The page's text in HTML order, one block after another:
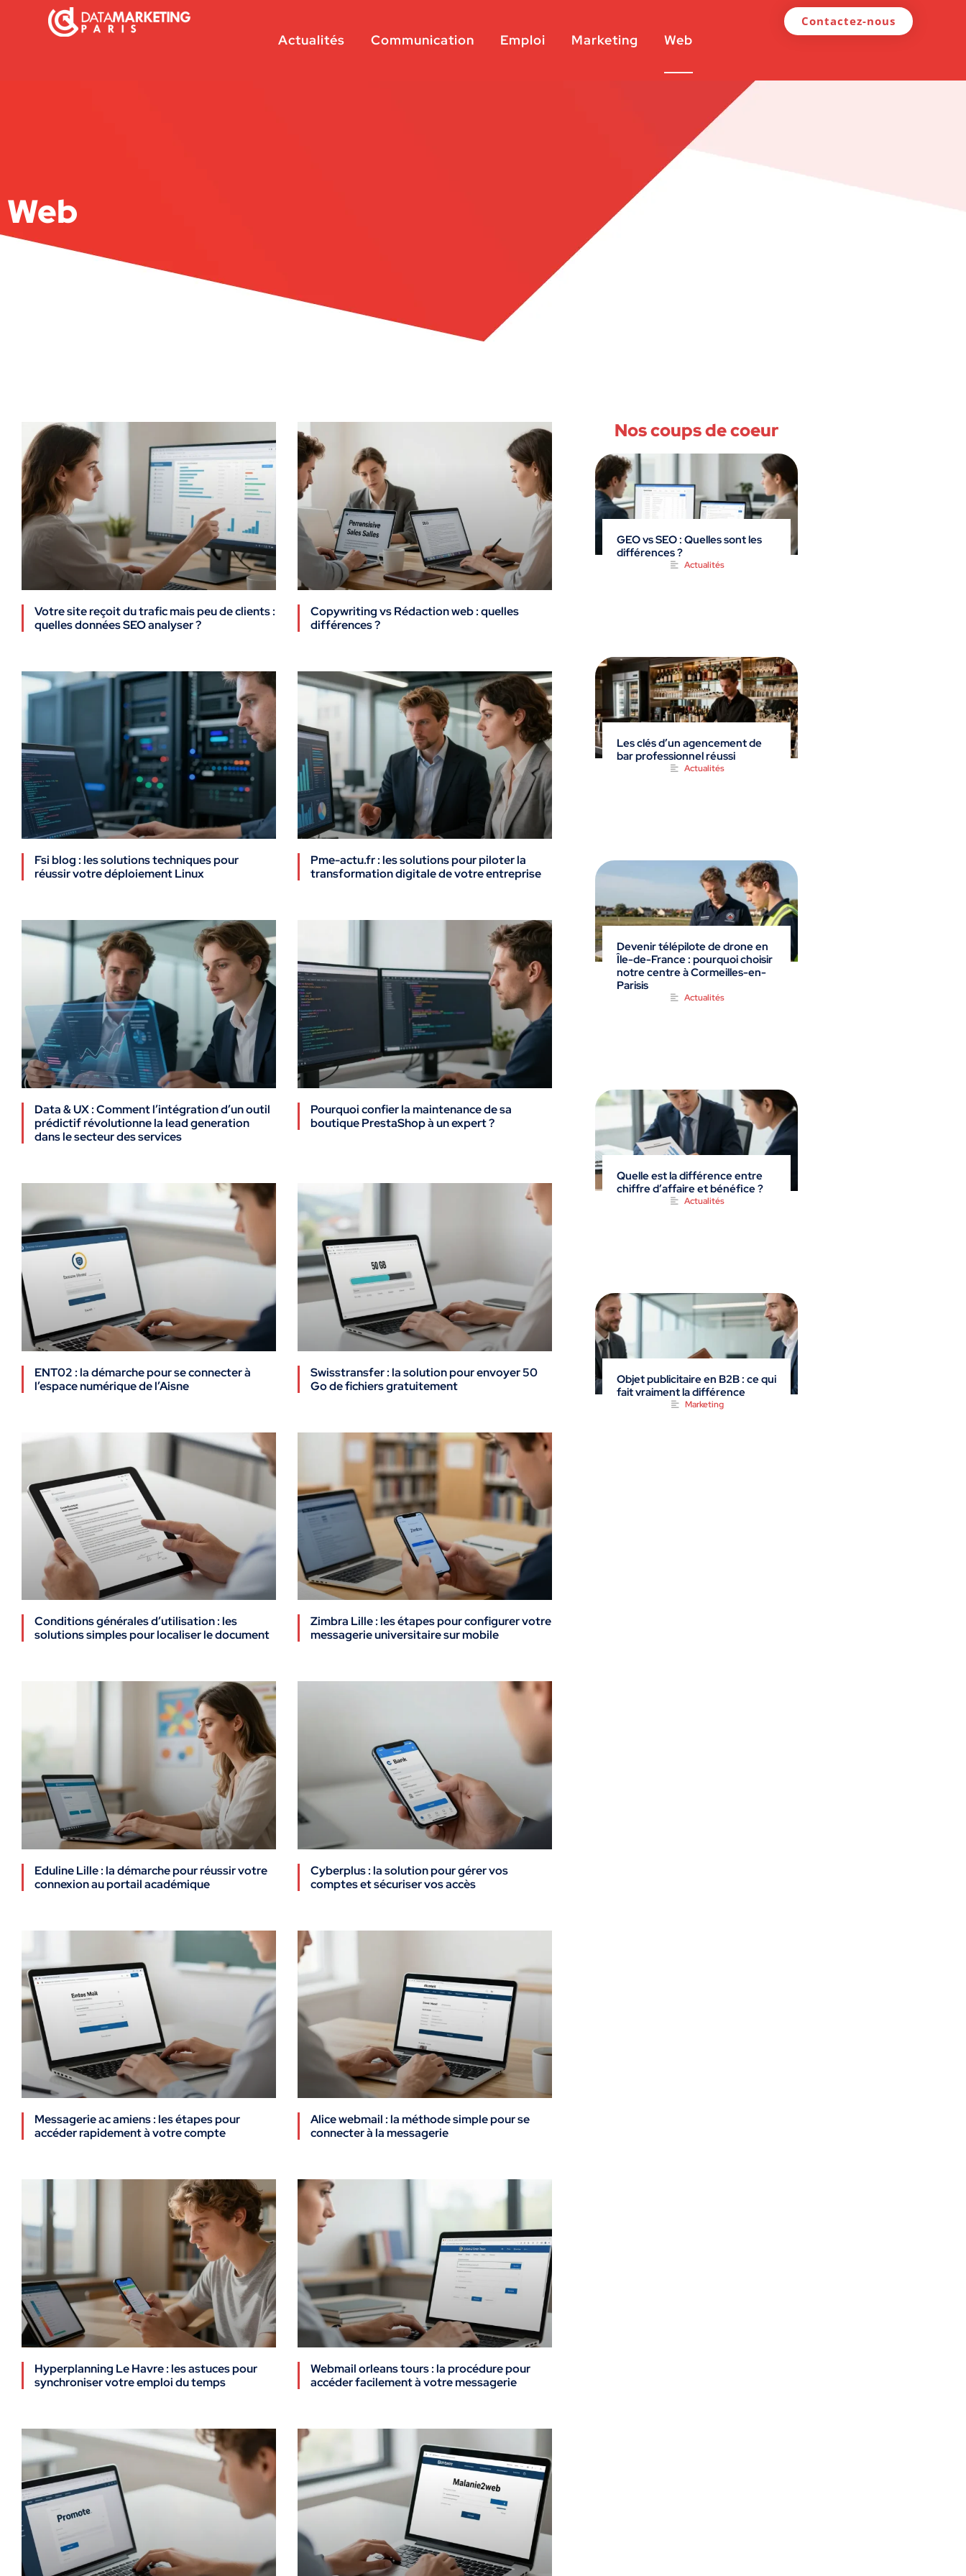
Actualités Communication Emploi Marketing Web
Contactez-nous
Web
Votre site reçoit du trafic mais peu de clients :
quelles données SEO analyser ?
Copywriting vs Rédaction web : quelles
différences ?
Fsi blog : les solutions techniques pour
réussir votre déploiement Linux
Pme-actu.fr : les solutions pour piloter la
transformation digitale de votre entreprise
Data & UX : Comment l’intégration d’un outil
prédictif révolutionne la lead generation
dans le secteur des services
Pourquoi confier la maintenance de sa
boutique PrestaShop à un expert ?
ENT02 : la démarche pour se connecter à
l’espace numérique de l’Aisne
Swisstransfer : la solution pour envoyer 50
Go de fichiers gratuitement
Conditions générales d’utilisation : les
solutions simples pour localiser le document
Zimbra Lille : les étapes pour configurer votre
messagerie universitaire sur mobile
Eduline Lille : la démarche pour réussir votre
connexion au portail académique
Cyberplus : la solution pour gérer vos
comptes et sécuriser vos accès
Messagerie ac amiens : les étapes pour
accéder rapidement à votre compte
Alice webmail : la méthode simple pour se
connecter à la messagerie
Hyperplanning Le Havre : les astuces pour
synchroniser votre emploi du temps
Webmail orleans tours : la procédure pour
accéder facilement à votre messagerie
Nos coups de coeur
GEO vs SEO : Quelles sont les
différences ?
Actualités
Les clés d’un agencement de
bar professionnel réussi
Actualités
Devenir télépilote de drone en
Île-de-France : pourquoi choisir
notre centre à Cormeilles-en-
Parisis
Actualités
Quelle est la différence entre
chiffre d’affaire et bénéfice ?
Actualités
Objet publicitaire en B2B : ce qui
fait vraiment la différence
Marketing